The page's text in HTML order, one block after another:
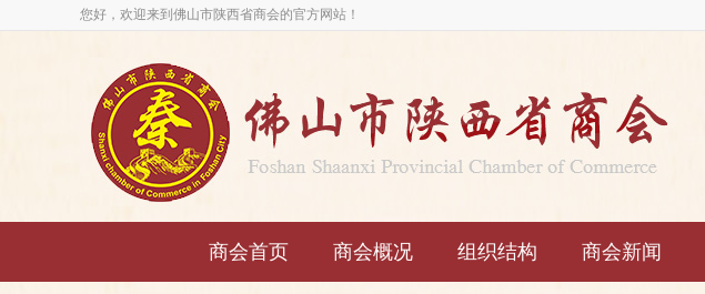
您好，欢迎来到佛山市陕西省商会的官方网站！
商会首页 商会概况 组织结构 商会新闻